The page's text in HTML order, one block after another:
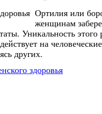
Ортилия или
женщинам
Уникальность
на
других.
здоровья